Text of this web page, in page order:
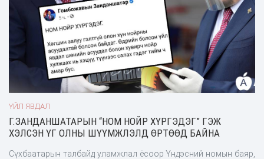
ҮЙЛ ЯВДАЛ
Г.ЗАНДАНШАТАРЫН “НОМ НОЙР ХҮРГЭДЭГ” ГЭЖ
ХЭЛСЭН ҮГ ОЛНЫ ШҮҮМЖЛЭЛД ӨРТӨӨД БАЙНА
Сүхбаатарын талбайд уламжлал ёсоор Үндэсний номын баяр,